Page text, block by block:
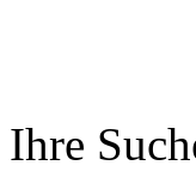
Ihre